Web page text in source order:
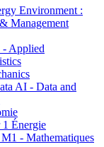
Environment :
Management
Applied
AI - Data and
Énergie
- Mathematiques